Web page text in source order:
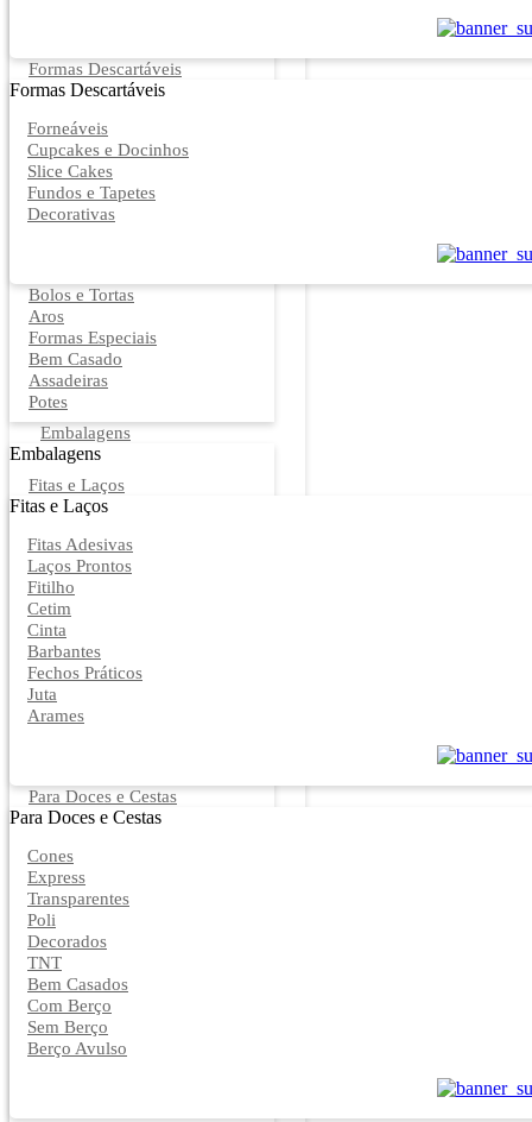
Formas Descartáveis
Formas Descartáveis
Forneáveis
Cupcakes e Docinhos
Slice Cakes
Fundos e Tapetes
Decorativas
Bolos e Tortas
Aros
Formas Especiais
Bem Casado
Assadeiras
Potes
Embalagens
Embalagens
Fitas e Laços
Fitas e Laços
Fitas Adesivas
Laços Prontos
Fitilho
Cetim
Cinta
Barbantes
Fechos Práticos
Juta
Arames
Para Doces e Cestas
Para Doces e Cestas
Cones
Express
Transparentes
Poli
Decorados
TNT
Bem Casados
Com Berço
Sem Berço
Berço Avulso